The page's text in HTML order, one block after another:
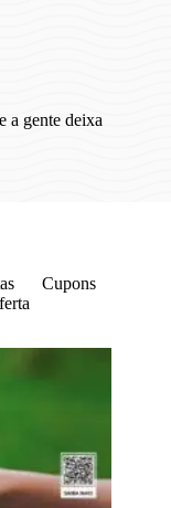
a gente deixa
Cupons